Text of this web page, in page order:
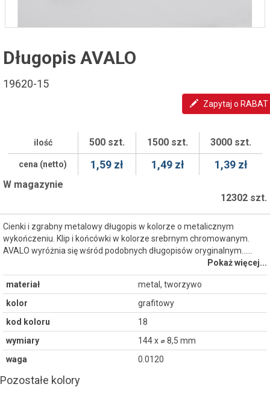
Długopis AVALO
19620-15
Zapytaj o RABAT
ilość 500 szt. 1500 szt. 3000 szt.
cena (netto) 1,59 zł 1,49 zł 1,39 zł
W magazynie
12302 szt.
Cienki i zgrabny metalowy długopis w kolorze o metalicznym
wykończeniu. Klip i końcówki w kolorze srebrnym chromowanym.
AVALO wyróżnia się wśród podobnych długopisów oryginalnym...…
Pokaż więcej...
materiał
metal, tworzywo
kolor
grafitowy
kod koloru
18
wymiary
144 x ⌀ 8,5 mm
waga
0.0120
Pozostałe kolory